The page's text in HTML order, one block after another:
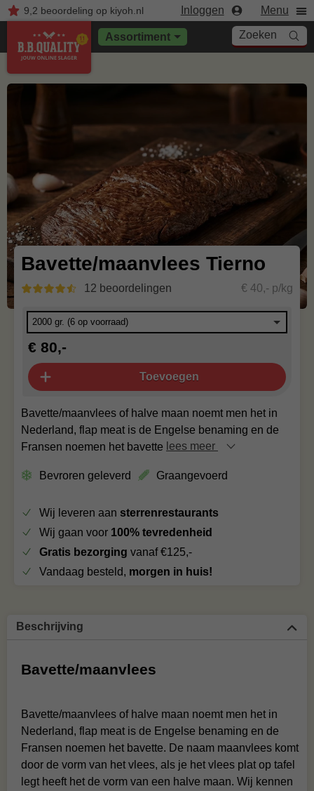
9,2 beoordelingop kiyoh.nl Inloggen Menu
Assortiment Zoeken
Bavette/maanvlees Tierno
12 beoordelingen € 40,- p/kg
Bavette/maanvlees of halve maan noemt men het in
Nederland, flap meat is de Engelse benaming en de
Fransen noemen het bavette lees meer
Bevroren geleverd Graangevoerd
€ 80,-
Toevoegen
Wij leveren aan sterrenrestaurants
Wij gaan voor 100% tevredenheid
Gratis bezorging vanaf €125,-
Vandaag besteld, morgen in huis!
Beschrijving
Bavette/maanvlees
Bavette/maanvlees of halve maan noemt men het in
Nederland, flap meat is de Engelse benaming en de
Fransen noemen het bavette. De naam maanvlees komt
door de vorm van het vlees, als je het vlees plat op tafel
legt heeft het de vorm van een halve maan. Wij kennen